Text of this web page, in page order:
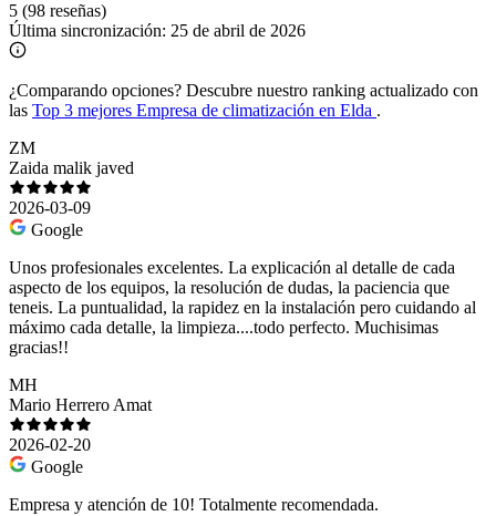
5 (98 reseñas)
Última sincronización: 25 de abril de 2026
¿Comparando opciones? Descubre nuestro ranking actualizado con
las Top 3 mejores Empresa de climatización en Elda .
ZM
Zaida malik javed
2026-03-09
Google
Unos profesionales excelentes. La explicación al detalle de cada
aspecto de los equipos, la resolución de dudas, la paciencia que
teneis. La puntualidad, la rapidez en la instalación pero cuidando al
máximo cada detalle, la limpieza....todo perfecto. Muchisimas
gracias!!
MH
Mario Herrero Amat
2026-02-20
Google
Empresa y atención de 10! Totalmente recomendada.